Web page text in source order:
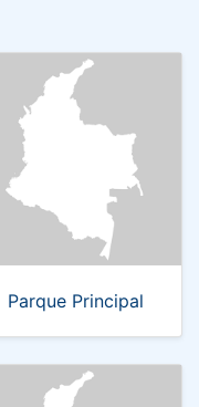
Parque Principal